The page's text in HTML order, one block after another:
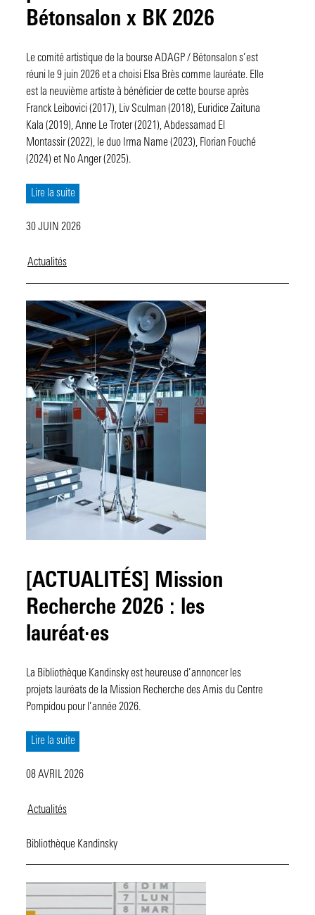
Bétonsalon x BK 2026
Le comité artistique de la bourse ADAGP / Bétonsalon s’est
réuni le 9 juin 2026 et a choisi Elsa Brès comme lauréate. Elle
est la neuvième artiste à bénéficier de cette bourse après
Franck Leibovici (2017), Liv Sculman (2018), Euridice Zaituna
Kala (2019), Anne Le Troter (2021), Abdessamad El
Montassir (2022), le duo Irma Name (2023), Florian Fouché
(2024) et No Anger (2025).
Lire la suite
30 JUIN 2026
Actualités
[ACTUALITÉS] Mission
Recherche 2026 : les
lauréat·es
La Bibliothèque Kandinsky est heureuse d’annoncer les
projets lauréats de la Mission Recherche des Amis du Centre
Pompidou pour l’année 2026.
Lire la suite
08 AVRIL 2026
Actualités
Bibliothèque Kandinsky